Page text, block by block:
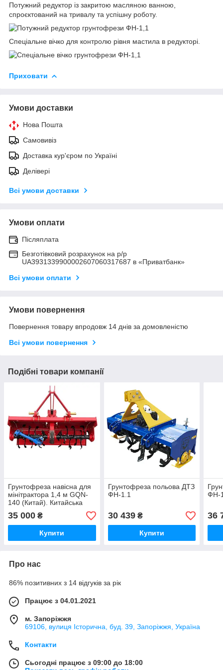
Потужний редуктор із закритою масляною ванною,
спроєктований на тривалу та успішну роботу.
Спеціальне вічко для контролю рівня мастила в редукторі.
Приховати
Умови доставки
Нова Пошта
Самовивіз
Доставка кур'єром по Україні
Делівері
Всі умови доставки
Умови оплати
Післяплата
Безготівковий розрахунок на р/р
UA3931339900002607060317687 в «Приватбанк»
Всі умови оплати
Умови повернення
Повернення товару впродовж 14 днів за домовленістю
Всі умови повернення
Подібні товари компанії
Грунтофреза навісна для
мінітрактора 1,4 м GQN-
140 (Китай). Китайська
фреза, ширина 1,4 м
35 000 ₴
Купити
Грунтофреза польова ДТЗ
ФН-1.1
30 439₴
Купити
ФН-
36
Про нас
86% позитивних з 14 відгуків за рік
Працює з 04.01.2021
м. Запоріжжя
69106, вулиця Історична, буд. 39, Запоріжжя, Україна
Контакти
Сьогодні працює з 09:00 до 18:00